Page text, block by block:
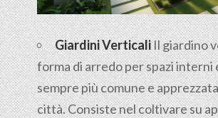
Giardini VerticaliIl giardino
forma di arredo per spazi interni
sempre più comune e
città. Consiste nel coltivare su